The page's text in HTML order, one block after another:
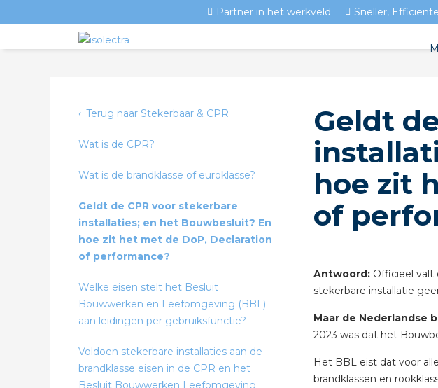
Geldt
hoe zit
of
Antwoord: Officieel valt
stekerbare installatie
Maar de Nederlandse
2023 was dat het
Het BBL eist dat voor
brandklassen en
Terug naar Stekerbaar & CPR
Wat is de CPR?
Wat is de brandklasse of euroklasse?
Geldt de CPR voor stekerbare
installaties; en het Bouwbesluit? En
hoe zit het met de DoP, Declaration
of performance?
Welke eisen stelt het Besluit
Bouwwerken en Leefomgeving (BBL)
aan leidingen per gebruiksfunctie?
Voldoen stekerbare installaties aan de
brandklasse eisen in de CPR en het
Besluit Bouwwerken Leefomgeving
Partner in het werkveld Sneller,